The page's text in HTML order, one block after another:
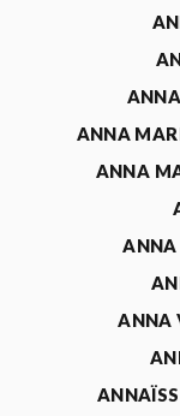
ANNA
ANNA
ANNA
ANNA